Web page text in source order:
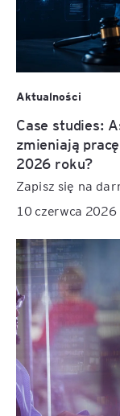
Aktualności
Case studies:
zmieniają
2026 roku?
Zapisz się na
10 czerwca 2026